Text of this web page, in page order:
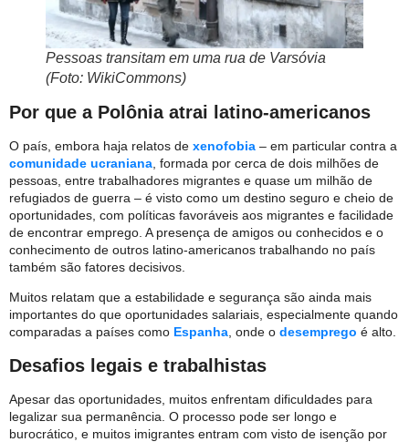
Pessoas transitam em uma rua de Varsóvia
(Foto: WikiCommons)
Por que a Polônia atrai latino-americanos
O país, embora haja relatos de xenofobia – em particular contra a
comunidade ucraniana , formada por cerca de dois milhões de
pessoas, entre trabalhadores migrantes e quase um milhão de
refugiados de guerra – é visto como um destino seguro e cheio de
oportunidades, com políticas favoráveis aos migrantes e facilidade
de encontrar emprego. A presença de amigos ou conhecidos e o
conhecimento de outros latino-americanos trabalhando no país
também são fatores decisivos.
Muitos relatam que a estabilidade e segurança são ainda mais
importantes do que oportunidades salariais, especialmente quando
comparadas a países como Espanha, onde o desemprego é alto.
Desafios legais e trabalhistas
Apesar das oportunidades, muitos enfrentam dificuldades para
legalizar sua permanência. O processo pode ser longo e
burocrático, e muitos imigrantes entram com visto de isenção por